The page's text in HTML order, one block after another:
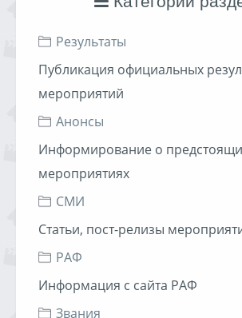
Результаты
Публикация официальных
мероприятий
Анонсы
Информирование о
мероприятиях
СМИ
Статьи, пост-релизы
РАФ
Информация с сайта РАФ
Звания